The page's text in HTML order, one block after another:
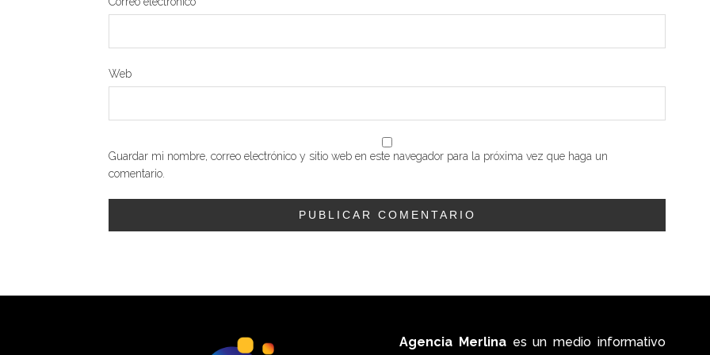
Web
Guardar mi nombre, correo electrónico y sitio web en este navegador para la próxima vez que haga un
comentario.
Agencia Merlinaes un medio informativo